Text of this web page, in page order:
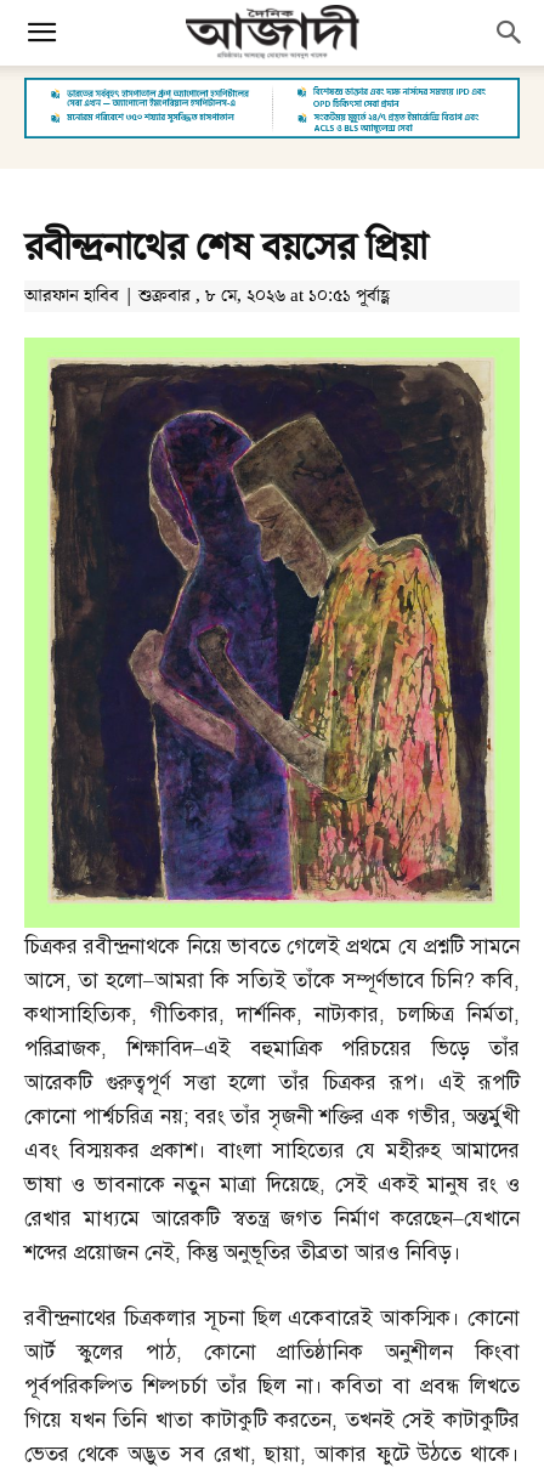
রবীন্দ্রনাথের শেষ বয়সের প্রিয়া
আরফান হাবিব | শুক্রবার , ৮ মে, ২০২৬ at ১০:৫১ পূর্বাহ্ণ
চিত্রকর রবীন্দ্রনাথকে নিয়ে ভাবতে গেলেই প্রথমে যে প্রশ্নটি সামনে
আসে,তা হলো–আমরা কি সত্যিই তাঁকে সম্পূর্ণভাবে চিনি?কবি,
কথাসাহিত্যিক, গীতিকার,দার্শনিক,নাট্যকার,চলচ্চিত্র নির্মতা,
পরিব্রাজক,শিক্ষাবিদ–এই বহুমাত্রিক পরিচয়ের ভিড়ে তাঁর
আরেকটি গুরুত্বপূর্ণ সত্তা হলো তাঁর চিত্রকর রূপ। এই রূপটি
কোনো পার্শ্বচরিত্র নয়;বরং তাঁর সৃজনী শক্তির এক গভীর,অন্তর্মুখী
এবং বিস্ময়কর প্রকাশ। বাংলা সাহিত্যের যে মহীরুহ আমাদের
ভাষা ও ভাবনাকে নতুন মাত্রা দিয়েছে, সেই একই মানুষ রং ও
রেখার মাধ্যমে আরেকটি স্বতন্ত্র জগত নির্মাণ করেছেন–যেখানে
শব্দের প্রয়োজন নেই,কিন্তু অনুভূতির তীব্রতা আরও নিবিড়।
রবীন্দ্রনাথের চিত্রকলার সূচনা ছিল একেবারেই আকস্মিক। কোনো
আর্ট স্কুলের পাঠ, কোনো প্রাতিষ্ঠানিক অনুশীলন কিংবা
পূর্বপরিকল্পিত শিল্পচর্চা তাঁর ছিল না। কবিতা বা প্রবন্ধ লিখতে
গিয়ে যখন তিনি খাতা কাটাকুটি করতেন,তখনই সেই কাটাকুটির
ভেতর থেকে অদ্ভুত সব রেখা,ছায়া,আকার ফুটে উঠতে থাকে।